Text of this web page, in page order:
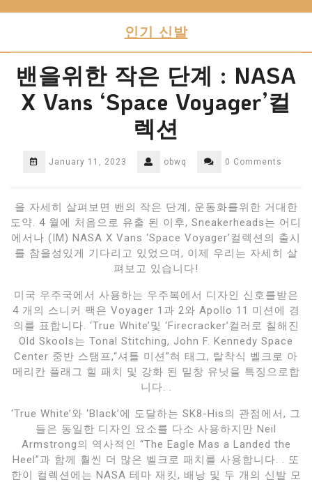
인기 신발
밴을위한 작은 단계 : NASA
X Vans ‘Space Voyager’컬
렉션
January 11, 2023 obwq 0 Comments
을 자세히 살펴보면 밴의 작은 단계, 운동화를위한 거대한
도약. 4 월에 처음으로 유출 된 이후, Sneakerheads는 어디
에서나 (IM) NASA X Vans ‘Space Voyager’컬렉션의 출시
를 참을성있게 기다리고 있었으며, 이제 우리는 자세히 살
펴보고 있습니다!
미국 우주국에서 사용하는 우주복에서 디자인 신호를받은
4 개의 스니커 팩은 Voyager 1과 2와 Apollo 11 미션에 경
의를 표합니다. ‘True White’및 ‘Firecracker’컬러로 칠해진
Old Skools는 Tonal Stitching, John F. Kennedy Space
Center 중반 스탬프,“셔틀 미션”혀 태그, 탈착식 벨크로 아
메리칸 플래그 힐 패치 및 강화 된 밑창 유닛을 특징으로합
니다. .
‘True White’와 ‘Black’에 도달하는 SK8-His의 관점에서, 그
들은 동일한 디자인 요소를 다소 사용하지만 Neil
Armstrong의 역사적인 “The Eagle Mas a Landed the
Heel”과 함께 훨씬 더 많은 벨크로 패치를 사용합니다. . 또
한이 컬렉션에는 NASA 테마 재킷, 배낭 및 두 개의 신발 모